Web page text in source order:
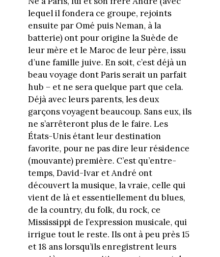
lequel il fondera ce groupe, rejoints
ensuite par Omé puis Neman, à la
batterie) ont pour origine la Suède de
leur mère et le Maroc de leur père, issu
d’une famille juive. En soit, c’est déjà un
beau voyage dont Paris serait un parfait
hub – et ne sera quelque part que cela.
Déjà avec leurs parents, les deux
garçons voyagent beaucoup. Sans eux, ils
ne s’arrêteront plus de le faire. Les
États-Unis étant leur destination
favorite, pour ne pas dire leur résidence
(mouvante) première. C’est qu’entre-
temps, David-Ivar et André ont
découvert la musique, la vraie, celle qui
vient de là et essentiellement du blues,
de la country, du folk, du rock, ce
Mississippi de l’expression musicale, qui
irrigue tout le reste. Ils ont à peu près 15
et 18 ans lorsqu’ils enregistrent leurs